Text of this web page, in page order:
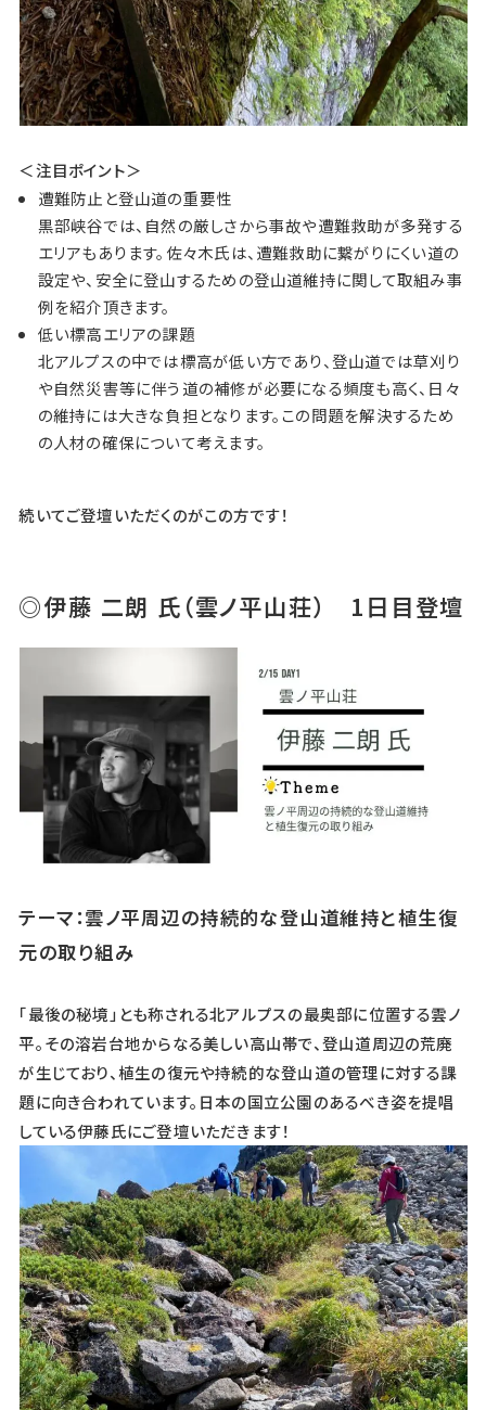
＜注目ポイント＞
遭難防止と登山道の重要性
黒部峡谷では、自然の厳しさから事故や遭難救助が多発する
エリアもあります。佐々木氏は、遭難救助に繋がりにくい道の
設定や、安全に登山するための登山道維持に関して取組み事
例を紹介頂きます。
低い標高エリアの課題
北アルプスの中では標高が低い方であり、登山道では草刈り
や自然災害等に伴う道の補修が必要になる頻度も高く、日々
の維持には大きな負担となります。この問題を解決するため
の人材の確保について考えます。
続いてご登壇いただくのがこの方です！
◎伊藤 二朗 氏（雲ノ平山荘） 1日目登壇
テーマ：雲ノ平周辺の持続的な登山道維持と植生復
元の取り組み
「最後の秘境」とも称される北アルプスの最奥部に位置する雲ノ
平。その溶岩台地からなる美しい高山帯で、登山道周辺の荒廃
が生じており、植生の復元や持続的な登山道の管理に対する課
題に向き合われています。日本の国立公園のあるべき姿を提唱
している伊藤氏にご登壇いただきます！